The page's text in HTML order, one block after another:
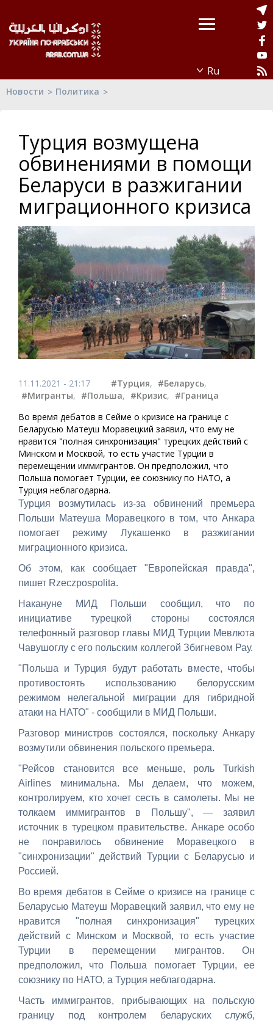
Новости Политика
Турция возмущена
обвинениями в помощи
Беларуси в разжигании
миграционного кризиса
11.11.2021 - 21:17 #Турция, #Беларусь,
#Мигранты, #Польша, #Кризис, #Граница
Во время дебатов в Сейме о кризисе на границе с
Беларусью Матеуш Моравецкий заявил, что ему не
нравится "полная синхронизация" турецких действий с
Минском и Москвой, то есть участие Турции в
перемещении иммигрантов. Он предположил, что
Польша помогает Турции, ее союзнику по НАТО, а
Турция неблагодарна.
Турция возмутилась из-за обвинений премьера
Польши Матеуша Моравецкого в том, что Анкара
помогает режиму Лукашенко в разжигании
миграционного кризиса.
Об этом, как сообщает "Европейская правда",
пишет Rzeczpospolita.
Накануне МИД Польши сообщил, что по
инициативе турецкой стороны состоялся
телефонный разговор главы МИД Турции Мевлюта
Чавушоглу с его польским коллегой Збигневом Рау.
"Польша и Турция будут работать вместе, чтобы
противостоять использованию белорусским
режимом нелегальной миграции для гибридной
атаки на НАТО" - сообщили в МИД Польши.
Разговор министров состоялся, поскольку Анкару
возмутили обвинения польского премьера.
"Рейсов становится все меньше, роль Turkish
Airlines минимальна. Мы делаем, что можем,
контролируем, кто хочет сесть в самолеты. Мы не
толкаем иммигрантов в Польшу", — заявил
источник в турецком правительстве. Анкаре особо
не понравилось обвинение Моравецкого в
"синхронизации" действий Турции с Беларусью и
Россией.
Во время дебатов в Сейме о кризисе на границе с
Беларусью Матеуш Моравецкий заявил, что ему не
нравится "полная синхронизация" турецких
действий с Минском и Москвой, то есть участие
Турции в перемещении мигрантов. Он
предположил, что Польша помогает Турции, ее
союзнику по НАТО, а Турция неблагодарна.
Часть иммигрантов, прибывающих на польскую
границу под контролем беларуских служб,